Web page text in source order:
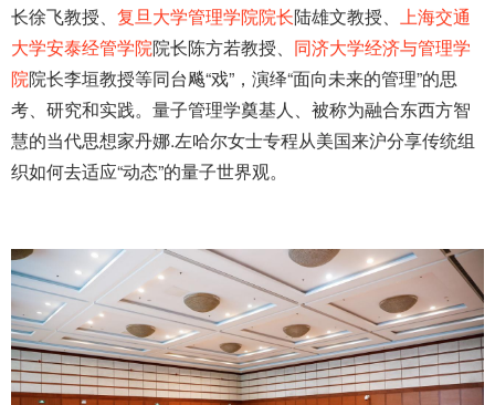
长徐飞教授、 复旦大学管理学院院长陆雄文教授、 上海交通
大学安泰经管学院院长陈方若教授、 同济大学经济与管理学
院院长李垣教授等同台飚“戏”，演绎“面向未来的管理”的思
考、研究和实践。量子管理学奠基人、被称为融合东西方智
慧的当代思想家丹娜.左哈尔女士专程从美国来沪分享传统组
织如何去适应“动态”的量子世界观。